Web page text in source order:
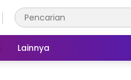
Lainnya